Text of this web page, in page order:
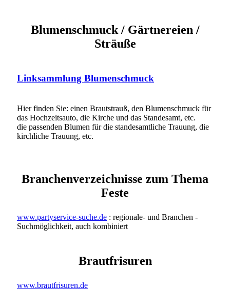
Blumenschmuck / Gärtnereien /
Sträuße
Linksammlung Blumenschmuck
Hier finden Sie: einen Brautstrauß, den Blumenschmuck für
das Hochzeitsauto, die Kirche und das Standesamt, etc.
die passenden Blumen für die standesamtliche Trauung, die
kirchliche Trauung, etc.
Branchenverzeichnisse zum Thema
Feste
www.partyservice-suche.de : regionale- und Branchen -
Suchmöglichkeit, auch kombiniert
Brautfrisuren
www.brautfrisuren.de